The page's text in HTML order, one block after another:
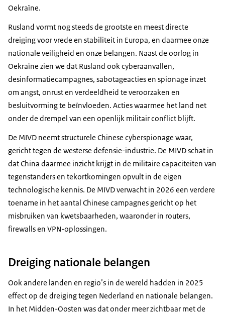
Oekraïne.
Rusland vormt nog steeds de grootste en meest directe
dreiging voor vrede en stabiliteit in Europa, en daarmee onze
nationale veiligheid en onze belangen. Naast de oorlog in
Oekraïne zien we dat Rusland ook cyberaanvallen,
desinformatiecampagnes, sabotageacties en spionage inzet
om angst, onrust en verdeeldheid te veroorzaken en
besluitvorming te beïnvloeden. Acties waarmee het land net
onder de drempel van een openlijk militair conflict blijft.
De MIVD neemt structurele Chinese cyberspionage waar,
gericht tegen de westerse defensie-industrie. De MIVD schat in
dat China daarmee inzicht krijgt in de militaire capaciteiten van
tegenstanders en tekortkomingen opvult in de eigen
technologische kennis. De MIVD verwacht in 2026 een verdere
toename in het aantal Chinese campagnes gericht op het
misbruiken van kwetsbaarheden, waaronder in routers,
firewallsen VPN-oplossingen.
Dreiging nationale belangen
Ook andere landen en regio’s in de wereld hadden in 2025
effect op de dreiging tegen Nederland en nationale belangen.
In het Midden-Oosten was dat onder meer zichtbaar met de